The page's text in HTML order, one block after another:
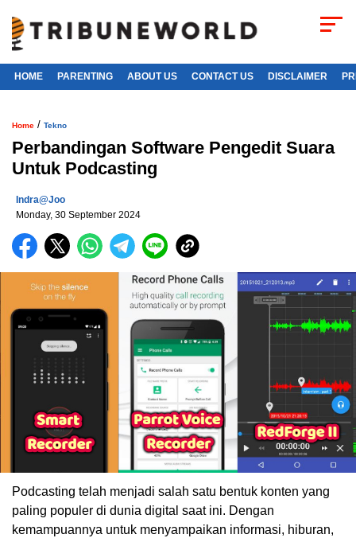
HOME PARENTING ABOUT US CONTACT US DISCLAIMER
Home / Tekno
Perbandingan Software Pengedit Suara
Untuk Podcasting
Indra@joo
Monday, 30 September 2024
Podcasting telah menjadi salah satu bentuk konten yang
paling populer di dunia digital saat ini. Dengan
kemampuannya untuk menyampaikan informasi, hiburan,